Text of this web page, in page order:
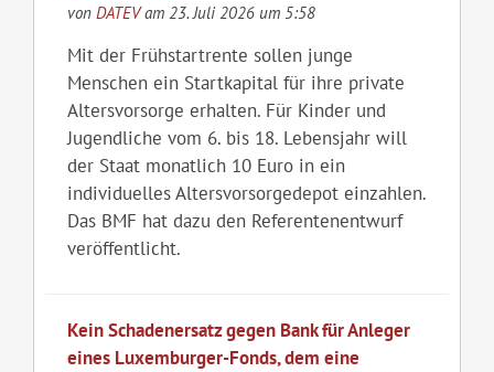
von DATEVam 23. Juli 2026 um 5:58
Mit der Frühstartrente sollen junge
Menschen ein Startkapital für ihre private
Altersvorsorge erhalten. Für Kinder und
Jugendliche vom 6. bis 18. Lebensjahr will
der Staat monatlich 10 Euro in ein
individuelles Altersvorsorgedepot einzahlen.
Das BMF hat dazu den Referentenentwurf
veröffentlicht.
Kein Schadenersatz gegen Bank für Anleger
eines Luxemburger-Fonds, dem eine